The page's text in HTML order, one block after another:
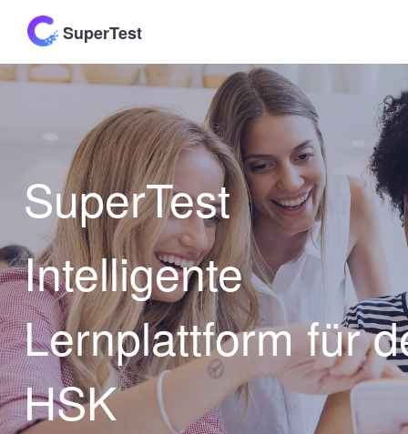
SuperTest
SuperTest
Intelligente
Lernplattform für
HSK